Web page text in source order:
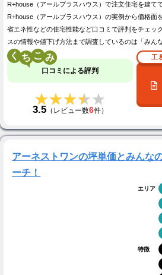
R+house（アールプラスハウス）で注文住宅を建て
R+house（アールプラスハウス）の実例から価格面
省エネ性などの住宅性能など口コミで評判をチェッ
スの情報や値下げ方法まで調査しているのは「みん
く こ
口コミによる評判
★★★★★
★★★★★
3.5（レビュー数6件）
工
アーネストワンの坪単価とみんな
ーチ！
エリア
特徴